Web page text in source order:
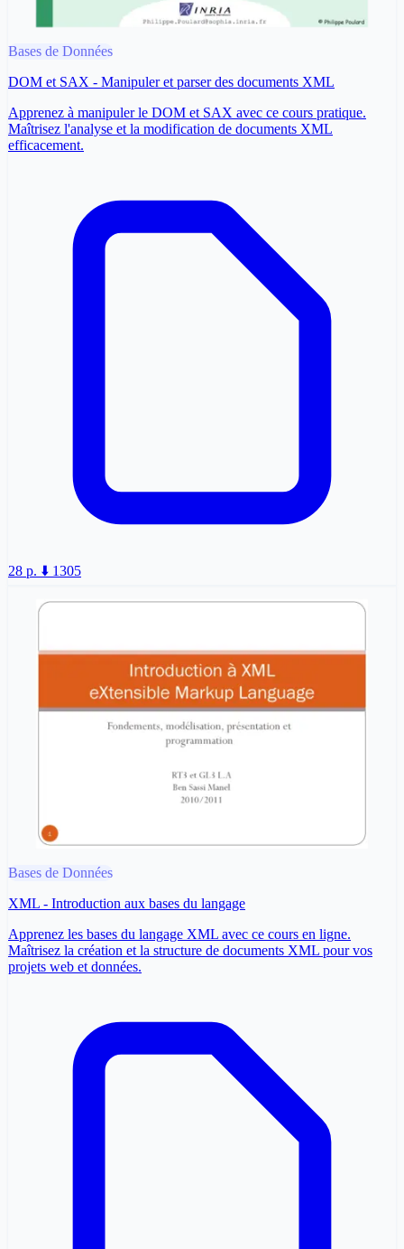
Bases de Données
DOM et SAX - Manipuler et parser des documents XML
Apprenez à manipuler le DOM et SAX avec ce cours pratique.
Maîtrisez l'analyse et la modification de documents XML
efficacement.
28 p. ⬇️ 1305
Bases de Données
XML - Introduction aux bases du langage
Apprenez les bases du langage XML avec ce cours en ligne.
Maîtrisez la création et la structure de documents XML pour vos
projets web et données.